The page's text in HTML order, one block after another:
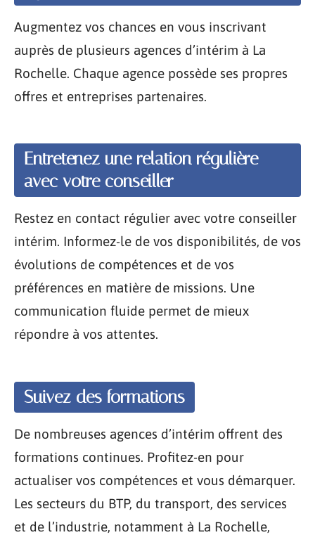
Augmentez vos chances en vous inscrivant
auprès de plusieurs agences d’intérim à La
Rochelle. Chaque agence possède ses propres
offres et entreprises partenaires.
Entretenez une relation régulière
avec votre conseiller
Restez en contact régulier avec votre conseiller
intérim. Informez-le de vos disponibilités, de vos
évolutions de compétences et de vos
préférences en matière de missions. Une
communication fluide permet de mieux
répondre à vos attentes.
Suivez des formations
De nombreuses agences d’intérim offrent des
formations continues. Profitez-en pour
actualiser vos compétences et vous démarquer.
Les secteurs du BTP, du transport, des services
et de l’industrie, notamment à La Rochelle,